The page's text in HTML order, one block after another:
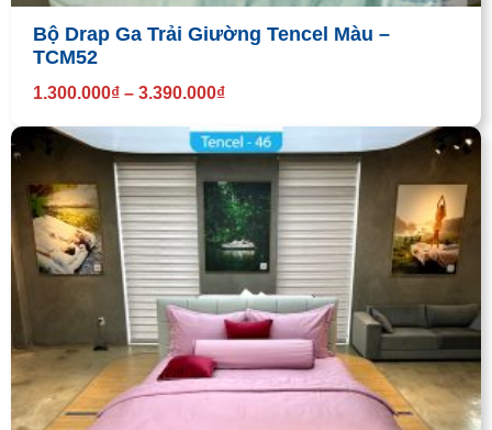
Bộ Drap Ga Trải Giường Tencel Màu –
TCM52
1.300.000₫ – 3.390.000₫